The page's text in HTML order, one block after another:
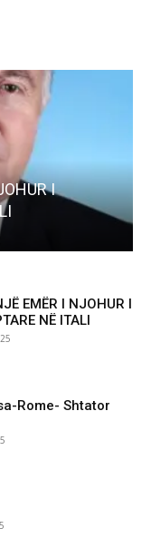
Shtator 2025
EMËR I NJOHUR I
NË ITALI
Rome- Shtator